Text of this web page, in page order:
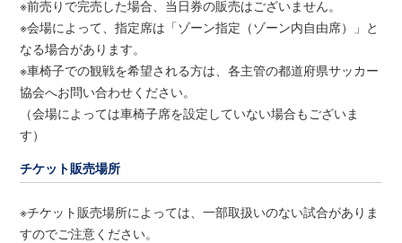
※前売りで完売した場合、当日券の販売はございません。
※会場によって、指定席は「ゾーン指定（ゾーン内自由席）」と
なる場合があります。
※車椅子での観戦を希望される方は、各主管の都道府県サッカー
協会へお問い合わせください。
（会場によっては車椅子席を設定していない場合もございま
す）
チケット販売場所
※チケット販売場所によっては、一部取扱いのない試合がありま
すのでご注意ください。